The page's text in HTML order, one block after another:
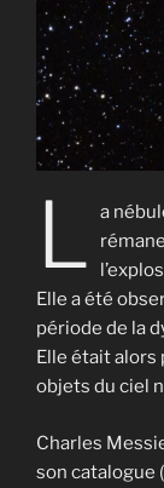
L
a
Elle a été
période de la
Elle était alors
objets du ciel
Charles
son catalogue